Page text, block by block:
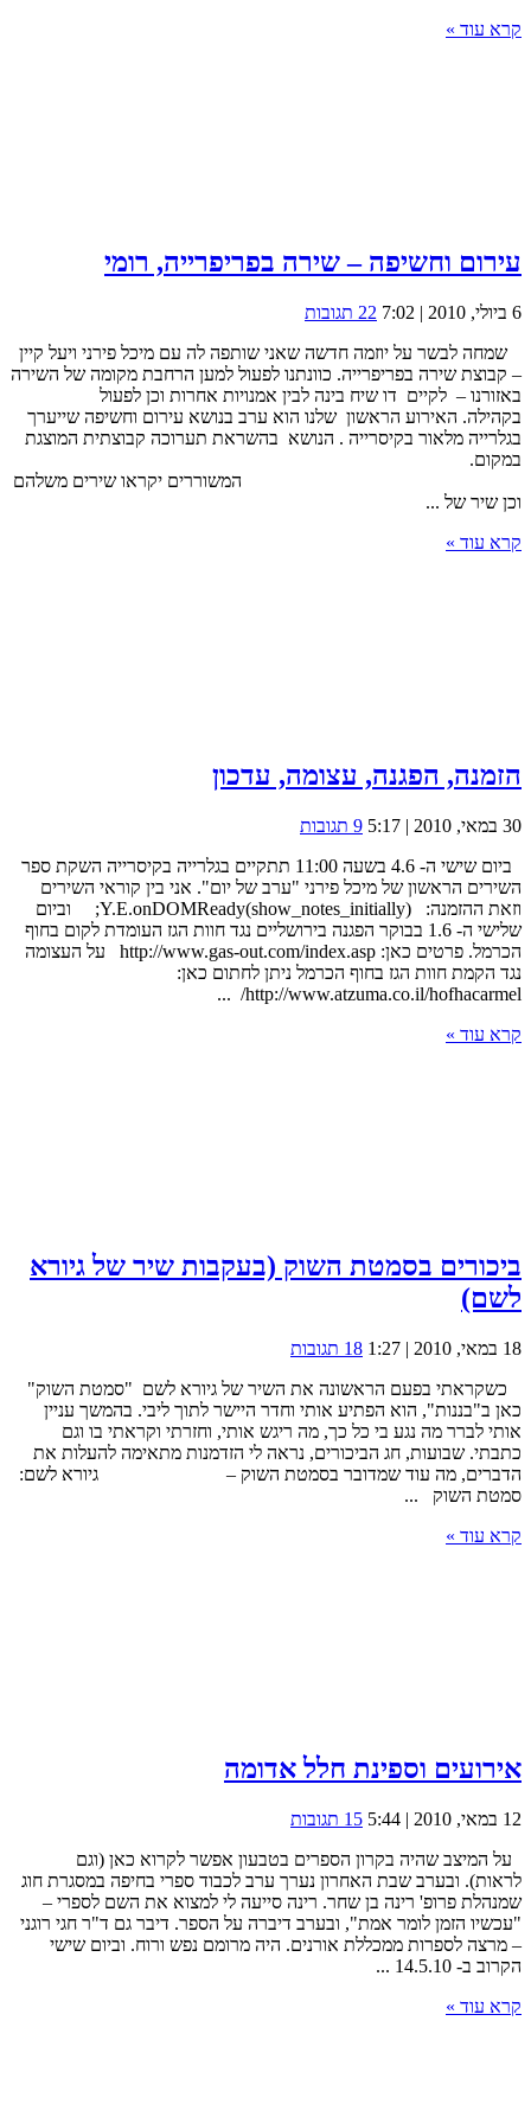
קרא עוד »
עירום וחשיפה – שירה בפריפרייה, רומי
6 ביולי, 2010 | 7:02
22 תגובות
שמחה לבשר על יוזמה חדשה שאני שותפה לה עם מיכל פירני ויעל קיין
– קבוצת שירה בפריפרייה. כוונתנו לפעול למען הרחבת מקומה של השירה
באזורנו – לקיים דו שיח בינה לבין אמנויות אחרות וכן לפעול
בקהילה. האירוע הראשון שלנו הוא ערב בנושא עירום וחשיפה שייערך
בגלרייה מלאור בקיסרייה . הנושא בהשראת תערוכה קבוצתית המוצגת
במקום.
המשוררים יקראו שירים משלהם
וכן שיר של ...
קרא עוד »
הזמנה, הפגנה, עצומה, עדכון
30 במאי, 2010 | 5:17
9 תגובות
ביום שישי ה- 4.6 בשעה 11:00 תתקיים בגלרייה בקיסרייה השקת ספר
השירים הראשון של מיכל פירני "ערב של יום". אני בין קוראי השירים
וזאת ההזמנה: Y.E.onDOMReady(show_notes_initially); וביום
שלישי ה- 1.6 בבוקר הפגנה בירושליים נגד חוות הגז העומדת לקום בחוף
הכרמל. פרטים כאן: http://www.gas-out.com/index.asp על העצומה
נגד הקמת חוות הגז בחוף הכרמל ניתן לחתום כאן:
http://www.atzuma.co.il/hofhacarmel/ ...
קרא עוד »
ביכורים בסמטת השוק (בעקבות שיר של גיורא
לשם)
18 במאי, 2010 | 1:27
18 תגובות
כשקראתי בפעם הראשונה את השיר של גיורא לשם "סמטת השוק"
כאן ב"בננות", הוא הפתיע אותי וחדר היישר לתוך ליבי. בהמשך עניין
אותי לברר מה נגע בי כל כך, מה ריגש אותי, וחזרתי וקראתי בו וגם
כתבתי. שבועות, חג הביכורים, נראה לי הזדמנות מתאימה להעלות את
הדברים, מה עוד שמדובר בסמטת השוק – גיורא לשם:
סמטת השוק ...
קרא עוד »
אירועים וספינת חלל אדומה
12 במאי, 2010 | 5:44
15 תגובות
על המיצב שהיה בקרון הספרים בטבעון אפשר לקרוא כאן (וגם
לראות). ובערב שבת האחרון נערך ערב לכבוד ספרי בחיפה במסגרת חוג
שמנהלת פרופ' רינה בן שחר. רינה סייעה לי למצוא את השם לספרי –
"עכשיו הזמן לומר אמת", ובערב דיברה על הספר. דיבר גם ד"ר חגי רוגני
– מרצה לספרות ממכללת אורנים. היה מרומם נפש ורוח. וביום שישי
הקרוב ב- 14.5.10 ...
קרא עוד »